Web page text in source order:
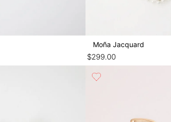
Moña Jacquard
$299.00